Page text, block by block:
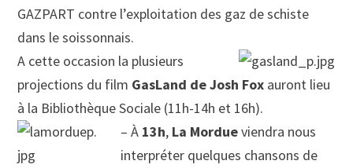
GAZPART contre l’exploitation des gaz de schiste
dans le soissonnais.
A cette occasion la plusieurs
projections du film GasLand de Josh Fox auront lieu
à la Bibliothèque Sociale (11h-14h et 16h).
– À 13h, La Mordueviendra nous
interpréter quelques chansons de